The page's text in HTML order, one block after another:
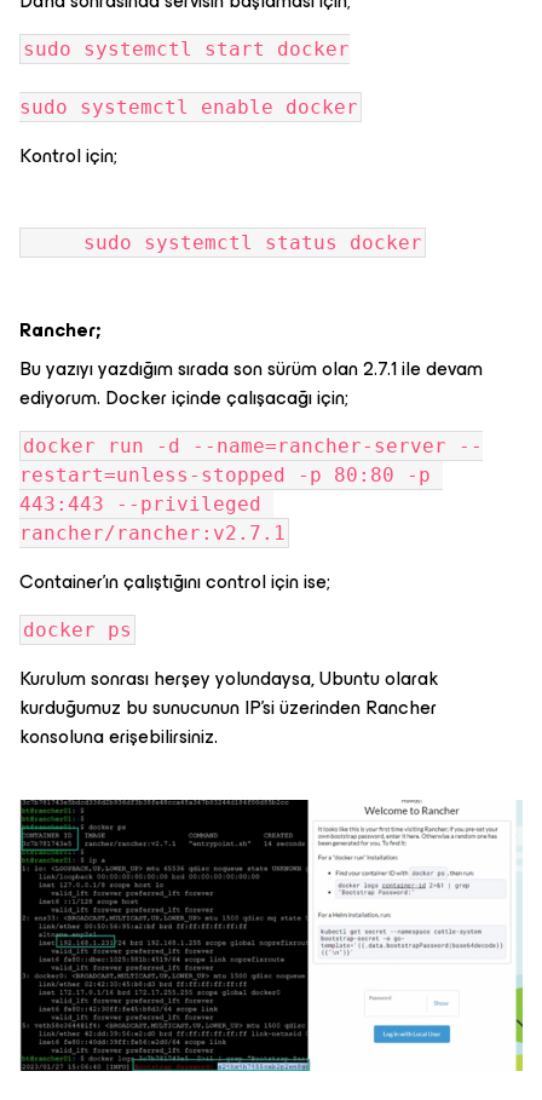
sudo systemctl start docker
sudo systemctl enable docker
Kontrol için;
sudo systemctl status docker
Rancher;
Bu yazıyı yazdığım sırada son sürüm olan 2.7.1 ile devam
ediyorum. Docker içinde çalışacağı için;
docker run -d --name=rancher-server --
restart=unless-stopped -p 80:80 -p
443:443 --privileged
rancher/rancher:v2.7.1
Container’ın çalıştığını control için ise;
docker ps
Kurulum sonrası herşey yolundaysa, Ubuntu olarak
kurduğumuz bu sunucunun IP’si üzerinden Rancher
konsoluna erişebilirsiniz.